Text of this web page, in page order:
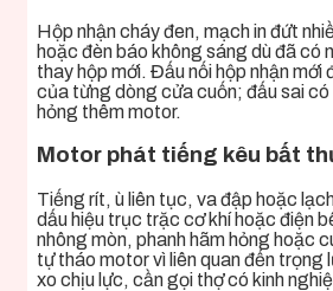
Hộp nhận cháy đen, mạch in đứt
hoặc đèn báo không sáng dù đã có
thay hộp mới. Đấu nối hộp nhận mới
của từng dòng cửa cuốn; đấu sai
hỏng thêm motor.
Motor phát tiếng kêu bất
Tiếng rít, ù liên tục, va đập hoặc
dấu hiệu trục trặc cơ khí hoặc điện
nhông mòn, phanh hãm hỏng hoặc
tự tháo motor vì liên quan đến trọng
xo chịu lực, cần gọi thợ có kinh